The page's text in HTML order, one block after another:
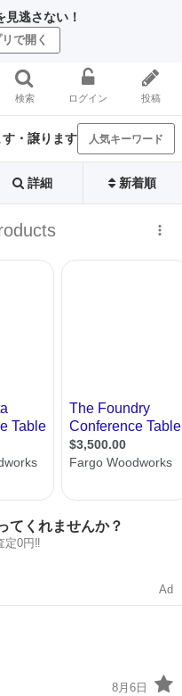
逃さない！
で開く
検索 ログイン 投稿
・譲ります 人気キーワード
詳細 新着順
てくれませんか？
定0円‼️
Ad
8月6日